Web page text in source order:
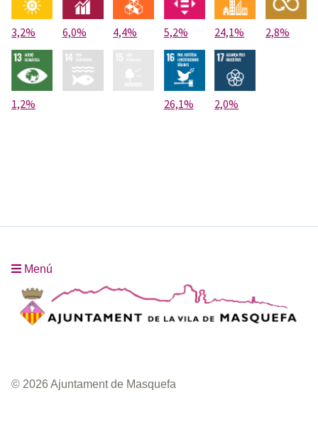
3,2% 6,0% 4,4% 5,2% 24,1% 2,8%
1,2% 26,1% 2,0%
Menú
© 2026 Ajuntament de Masquefa